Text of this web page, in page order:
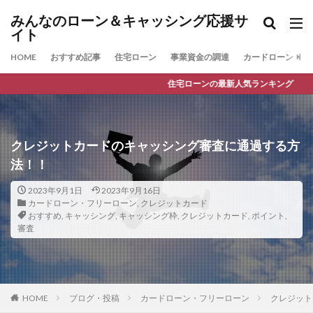
みんなのローン＆キャッシング応援サ
イト
HOME おすすめ記事 住宅ローン 事業資金の調達 カードローン
住宅ローンの最新人気ランキング
クレジットカードのキャッシング審査に通過する方
法！！
2023年9月1日
2023年9月16日
カードローン・フリーローン, クレジットカード
おすすめ, キャッシング, キャッシング枠, クレジットカード, ポイント ,
審査
HOME ブログ・投稿 カードローン・フリーローン クレジッ